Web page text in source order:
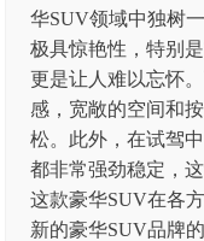
华SUV领域中独树
极具惊艳性，特别
更是让人难以忘怀
感，宽敞的空间和
松。此外，在试驾
都非常强劲稳定，
这款豪华SUV在各
新的豪华SUV品牌